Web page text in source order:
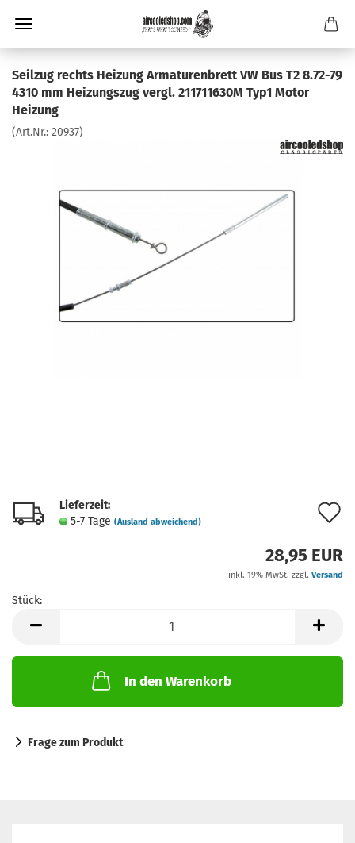
Seilzug rechts Heizung Armaturenbrett VW Bus T2 8.72-79
4310 mm Heizungszug vergl. 211711630M Typ1 Motor
Heizung
(Art.Nr.: 20937)
Lieferzeit:
5-7 Tage (Ausland abweichend)
28,95 EUR
inkl. 19% MwSt. zzgl. Versand
Stück:
In den Warenkorb
Frage zum Produkt